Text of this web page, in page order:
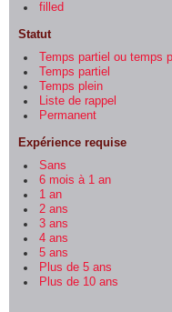
filled
Statut
Temps partiel ou temps
Temps partiel
Temps plein
Liste de rappel
Permanent
Expérience requise
Sans
6 mois à 1 an
1 an
2 ans
3 ans
4 ans
5 ans
Plus de 5 ans
Plus de 10 ans